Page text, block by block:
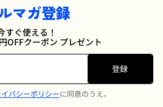
マガ登録
すぐ使える！
OFFクーポン プレゼント
登録
バシーポリシーに同意のうえ。